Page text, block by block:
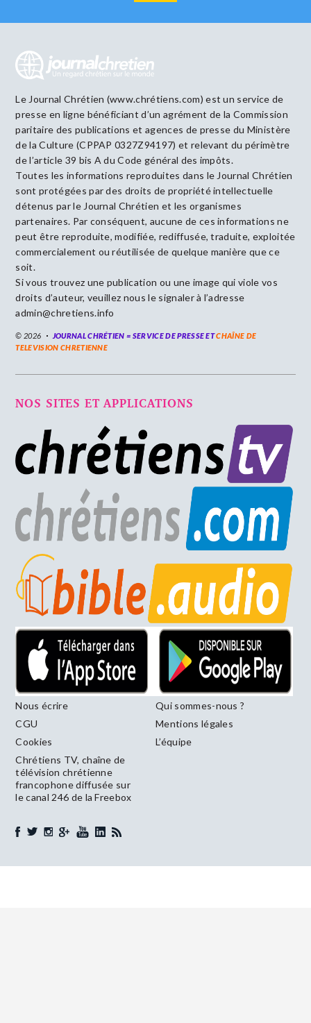
Le Journal Chrétien (www.chrétiens.com) est un service de
presse en ligne bénéficiant d’un agrément de la Commission
paritaire des publications et agences de presse du Ministère
de la Culture (CPPAP 0327Z94197) et relevant du périmètre
de l’article 39 bis A du Code général des impôts.
Toutes les informations reproduites dans le Journal Chrétien
sont protégées par des droits de propriété intellectuelle
détenus par le Journal Chrétien et les organismes
partenaires. Par conséquent, aucune de ces informations ne
peut être reproduite, modifiée, rediffusée, traduite, exploitée
commercialement ou réutilisée de quelque manière que ce
soit.
Si vous trouvez une publication ou une image qui viole vos
droits d’auteur, veuillez nous le signaler à l’adresse
admin@chretiens.info
© 2026 JOURNAL CHRÉTIEN = SERVICE DE PRESSE ETCHAÎNE DE
TELEVISION CHRETIENNE
NOS SITES ET APPLICATIONS
Nous écrire
Qui sommes-nous ?
CGU
Mentions légales
Cookies
L’équipe
Chrétiens TV, chaîne de
télévision chrétienne
francophone diffusée sur
le canal 246 de la Freebox